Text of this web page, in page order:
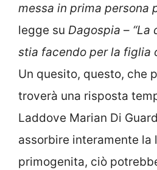
messa in prima persona
legge su Dagospia – “La
stia facendo per la figlia
Un quesito, questo, che
troverà una risposta
Laddove Marian Di
assorbire interamente la
primogenita, ciò